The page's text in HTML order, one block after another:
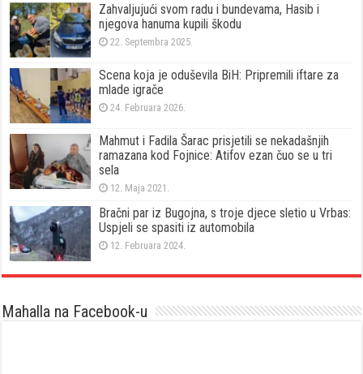
Zahvaljujući svom radu i bundevama, Hasib i
njegova hanuma kupili škodu
22. Septembra 2025.
Scena koja je oduševila BiH: Pripremili iftare za
mlade igrače
24. Februara 2026.
Mahmut i Fadila Šarac prisjetili se nekadašnjih
ramazana kod Fojnice: Atifov ezan čuo se u tri
sela
12. Maja 2021.
Bračni par iz Bugojna, s troje djece sletio u Vrbas:
Uspjeli se spasiti iz automobila
12. Februara 2024.
Mahalla na Facebook-u